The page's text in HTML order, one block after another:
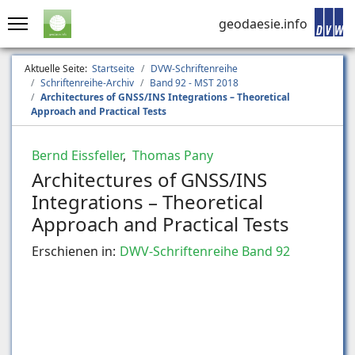
geodaesie.info
Aktuelle Seite: Startseite
DVW-Schriftenreihe
Schriftenreihe-Archiv
Band 92 - MST 2018
Architectures of GNSS/INS Integrations – Theoretical
Approach and Practical Tests
Bernd Eissfeller, Thomas Pany
Architectures of GNSS/INS
Integrations – Theoretical
Approach and Practical Tests
Erschienen in: DWV-Schriftenreihe Band 92